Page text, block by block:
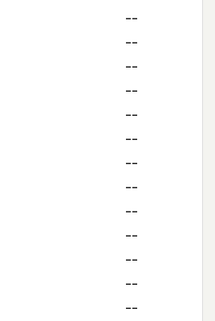
--
--
--
--
--
--
--
--
--
--
--
--
--